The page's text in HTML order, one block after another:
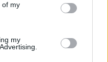
of my
my
besökare ut till Adelsö,
väntade med sina öl.
vara på en fest i någons
i sommarsolen och
eller lyssna till